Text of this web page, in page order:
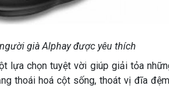
già Alphay được yêu thích
lựa chọn tuyệt vời giúp giải tỏa
thoái hoá cột sống, thoát vị đĩa